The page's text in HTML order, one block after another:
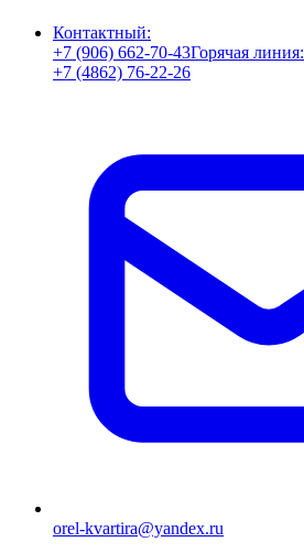
Контактный:
+7 (906) 662-70-43Горячая линия:
+7 (4862) 76-22-26
orel-kvartira@yandex.ru